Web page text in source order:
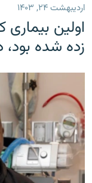
اردیبهشت ۲۴, ۱۴۰۳
اولین
زده شده